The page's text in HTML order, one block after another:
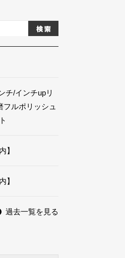
チ/インチupリ
ルポリッシュ
】
】
過去一覧を見る